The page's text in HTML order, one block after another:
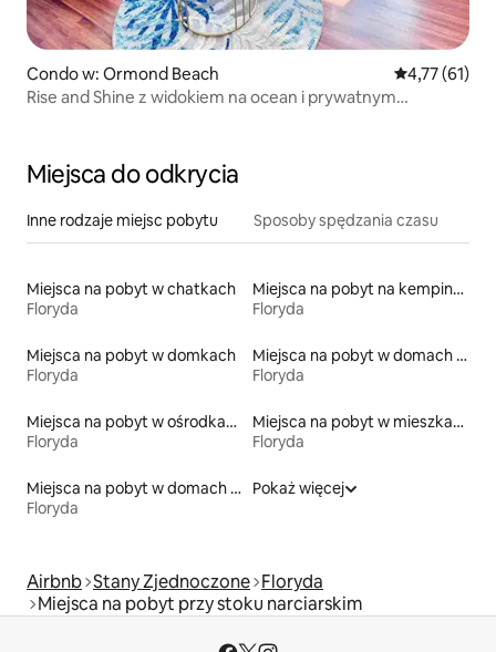
Condo w: Ormond Beach Średnia
4,77 (61)
Rise and Shine z widokiem na ocean i prywatnym
Miejsca do odkrycia
Inne rodzaje miejsc pobytu Sposoby spędzania czasu
Miejsca na pobyt w chatkach
Floryda
Miejsca na pobyt na kempingach
Floryda
Miejsca na pobyt w domkach
Floryda
Miejsca na pobyt w domach przy plaży
Floryda
Miejsca na pobyt w ośrodkach wypoczynkowych
Floryda
Miejsca na pobyt w mieszkaniach
Floryda
Miejsca na pobyt w domach wakacyjnych
Floryda
Pokaż więcej
Airbnb Stany Zjednoczone Floryda
Miejsca na pobyt przy stoku narciarskim